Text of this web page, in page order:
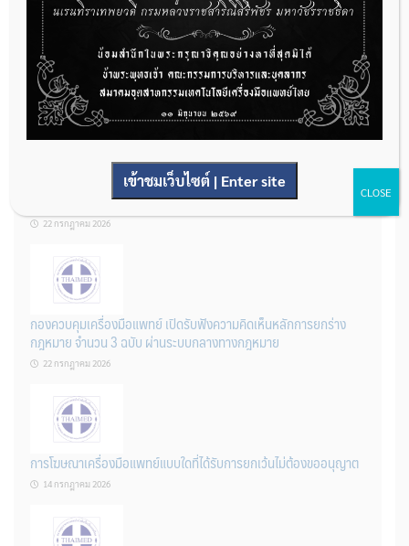
การเตรียมเอกสารผู้ประกอบการที่ต้องการยื่นคำขอจดทะเบียนสถาน
ประกอบการผลิตเครื่องมือแพทย์ (รายใหม่)
22 กรกฎาคม 2026
ผู้ประกอบการผลิต และ นักวิจัย ที่ต้องการขึ้นทะเบียนเครื่องมือแพทย์
ต้องทำอย่างไรบ้าง
22 กรกฎาคม 2026
กองควบคุมเครื่องมือแพทย์ เปิดรับฟังความคิดเห็นหลักการยกร่าง
กฎหมาย จำนวน 3 ฉบับ ผ่านระบบกลางทางกฎหมาย
22 กรกฎาคม 2026
การโฆษณาเครื่องมือแพทย์แบบใดที่ได้รับการยกเว้นไม่ต้องขออนุญาต
14 กรกฎาคม 2026
เข้าชมเว็บไซต์ | Enter site
CLOSE